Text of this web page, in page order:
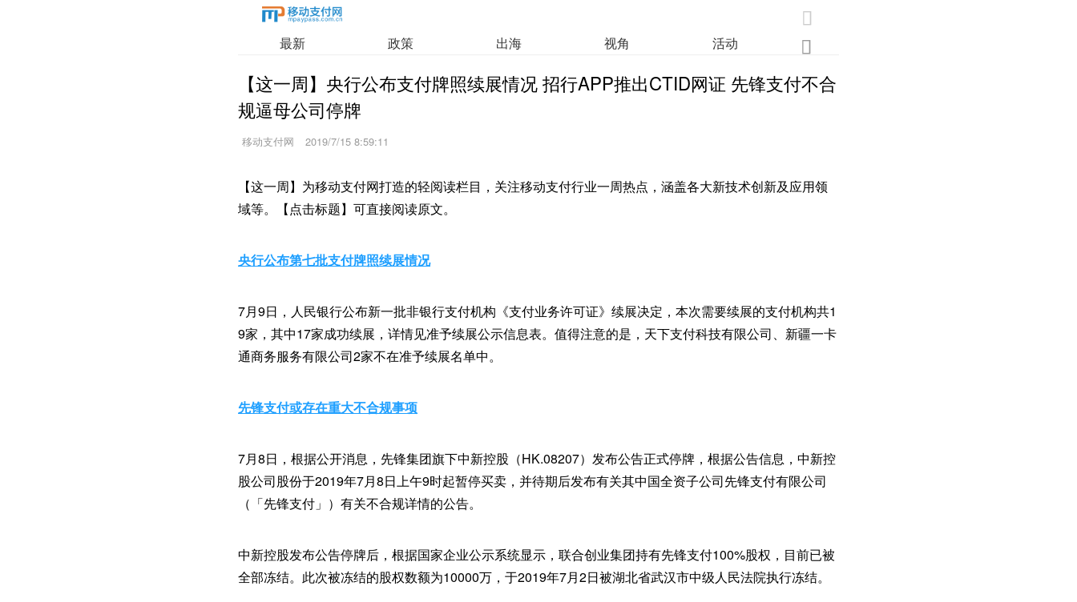

最新 政策 出海 视角 活动 
【这一周】央行公布支付牌照续展情况 招行APP推出CTID网证 先锋支付不合
规逼母公司停牌
移动支付网 2019/7/15 8:59:11
【这一周】为移动支付网打造的轻阅读栏目，关注移动支付行业一周热点，涵盖各大新技术创新及应用领
域等。【点击标题】可直接阅读原文。
央行公布第七批支付牌照续展情况
7月9日，人民银行公布新一批非银行支付机构《支付业务许可证》续展决定，本次需要续展的支付机构共1
9家，其中17家成功续展，详情见准予续展公示信息表。值得注意的是，天下支付科技有限公司、新疆一卡
通商务服务有限公司2家不在准予续展名单中。
先锋支付或存在重大不合规事项
7月8日，根据公开消息，先锋集团旗下中新控股（HK.08207）发布公告正式停牌，根据公告信息，中新控
股公司股份于2019年7月8日上午9时起暂停买卖，并待期后发布有关其中国全资子公司先锋支付有限公司
（「先锋支付」）有关不合规详情的公告。
中新控股发布公告停牌后，根据国家企业公示系统显示，联合创业集团持有先锋支付100%股权，目前已被
全部冻结。此次被冻结的股权数额为10000万，于2019年7月2日被湖北省武汉市中级人民法院执行冻结。